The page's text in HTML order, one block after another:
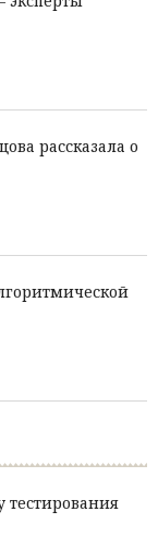
рассказала о
тестирования